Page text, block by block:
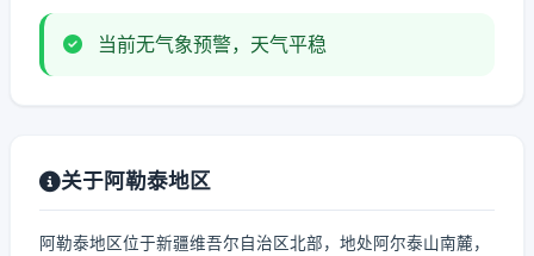
当前无气象预警，天气平稳
关于阿勒泰地区
阿勒泰地区位于新疆维吾尔自治区北部，地处阿尔泰山南麓，